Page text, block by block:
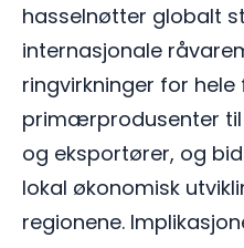
hasselnøtter globalt
internasjonale
ringvirkninger for
primærprodusenter
og eksportører, og
lokal økonomisk
regionene.